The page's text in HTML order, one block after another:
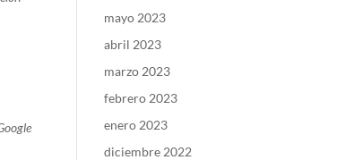
mayo 2023
abril 2023
marzo 2023
febrero 2023
enero 2023
diciembre 2022